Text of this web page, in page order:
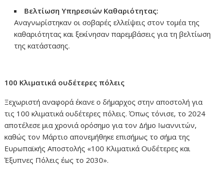
Βελτίωση Υπηρεσιών Καθαριότητας:
Αναγνωρίστηκαν οι σοβαρές ελλείψεις στον τομέα της
καθαριότητας και ξεκίνησαν παρεμβάσεις για τη βελτίωση
της κατάστασης.
100 Κλιματικά ουδέτερες πόλεις
Ξεχωριστή αναφορά έκανε ο δήμαρχος στην αποστολή για
τις 100 κλιματικά ουδέτερες πόλεις. Όπως τόνισε, το 2024
αποτέλεσε μια χρονιά ορόσημο για τον Δήμο Ιωαννιτών,
καθώς τον Μάρτιο απονεμήθηκε επισήμως το σήμα της
Ευρωπαϊκής Αποστολής «100 Κλιματικά Ουδέτερες και
Έξυπνες Πόλεις έως το 2030».